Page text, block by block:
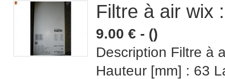
Filtre à air wix
9.00 € - ()
Description Filtre à
Hauteur [mm] : 63